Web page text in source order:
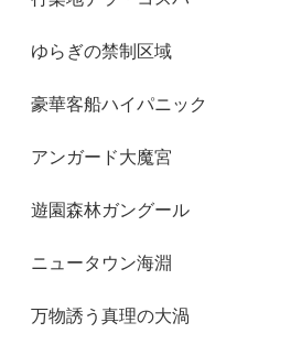
ゆらぎの禁制区域
豪華客船ハイパニック
アンガード大魔宮
遊園森林ガングール
ニュータウン海淵
万物誘う真理の大渦